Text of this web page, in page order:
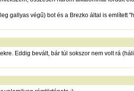
gallyas végű) bot és a Brezko által is említett
Eddig bevált, bár túl sokszor nem volt rá